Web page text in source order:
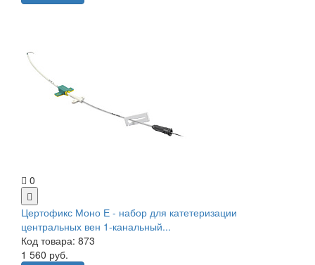
0
Цертофикс Моно Е - набор для катетеризации
центральных вен 1-канальный...
Код товара: 873
1 560 руб.